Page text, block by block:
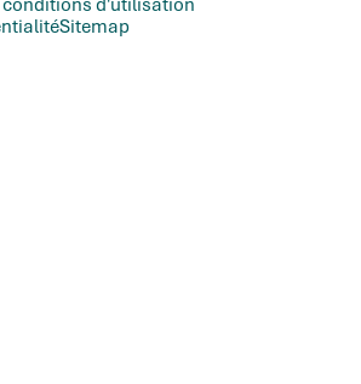
conditions d'utilisation
Sitemap